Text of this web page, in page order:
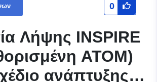
0
Λήψης INSPIRE
ATOM)
ανάπτυξης